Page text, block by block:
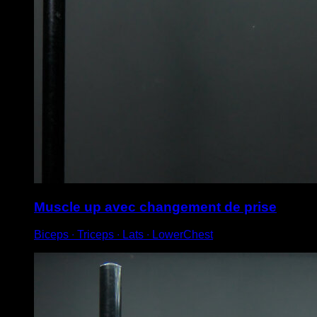
Muscle up avec changement de prise
Biceps ∙ Triceps ∙ Lats ∙ LowerChest